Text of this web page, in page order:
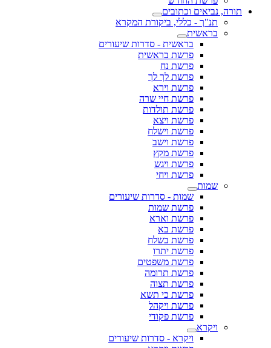
תורה, נביאים וכתובים
תנ"ך - כללי, ביקורת המקרא
בראשית
בראשית - סדרות שיעורים
פרשת בראשית
פרשת נח
פרשת לך לך
פרשת וירא
פרשת חיי שרה
פרשת תולדות
פרשת ויצא
פרשת וישלח
פרשת וישב
פרשת מקץ
פרשת ויגש
פרשת ויחי
שמות
שמות - סדרות שיעורים
פרשת שמות
פרשת וארא
פרשת בא
פרשת בשלח
פרשת יתרו
פרשת משפטים
פרשת תרומה
פרשת תצוה
פרשת כי תשא
פרשת ויקהל
פרשת פקודי
ויקרא
ויקרא - סדרות שיעורים